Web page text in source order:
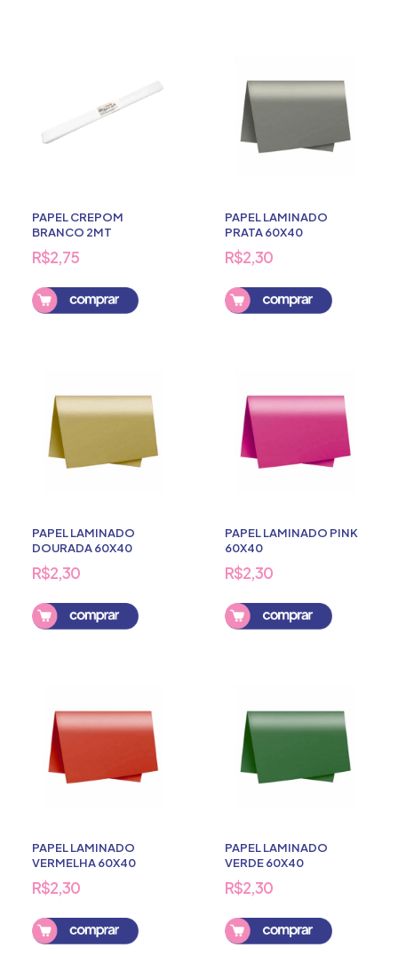
PAPEL CREPOM
BRANCO 2MT
R$2,75
PAPEL LAMINADO
PRATA 60X40
R$2,30
PAPEL LAMINADO
DOURADA 60X40
R$2,30
PAPEL LAMINADO PINK
60X40
R$2,30
PAPEL LAMINADO
VERMELHA 60X40
R$2,30
PAPEL LAMINADO
VERDE 60X40
R$2,30